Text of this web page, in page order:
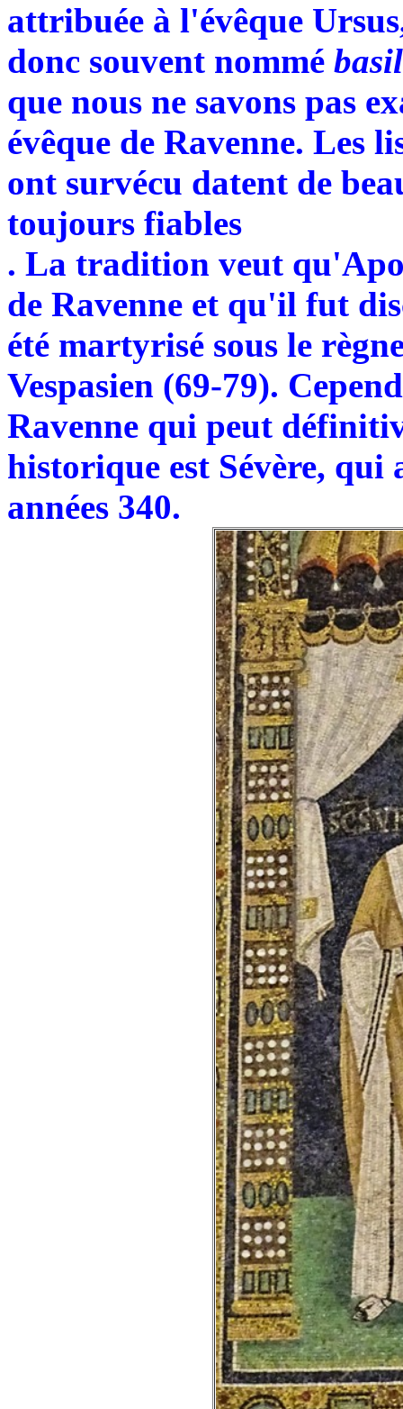
attribuée à l'évêque
donc souvent nommé
que nous ne savons pas
évêque de Ravenne. Les
ont survécu datent de
toujours fiables
. La tradition veut
de Ravenne et qu'il fut
été martyrisé sous le
Vespasien (69-79).
Ravenne qui peut
historique est Sévère, qui
années 340.